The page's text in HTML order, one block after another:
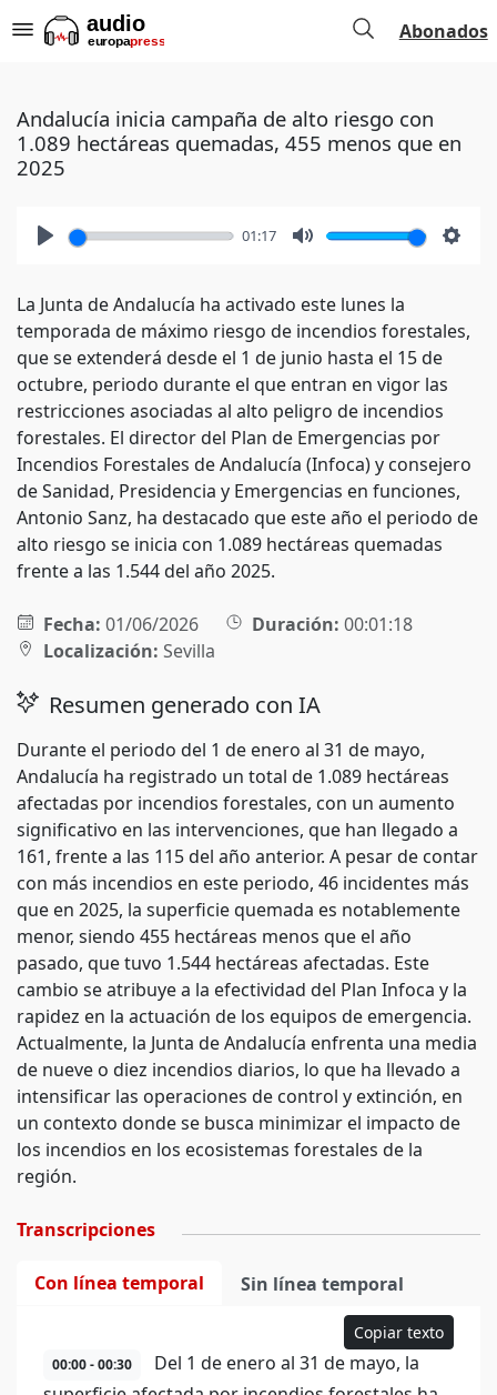
Abonados
Andalucía inicia campaña de alto riesgo con
1.089 hectáreas quemadas, 455 menos que en
2025
01:17
La Junta de Andalucía ha activado este lunes la
temporada de máximo riesgo de incendios forestales,
que se extenderá desde el 1 de junio hasta el 15 de
octubre, periodo durante el que entran en vigor las
restricciones asociadas al alto peligro de incendios
forestales. El director del Plan de Emergencias por
Incendios Forestales de Andalucía (Infoca) y consejero
de Sanidad, Presidencia y Emergencias en funciones,
Antonio Sanz, ha destacado que este año el periodo de
alto riesgo se inicia con 1.089 hectáreas quemadas
frente a las 1.544 del año 2025.
Fecha: 01/06/2026 Duración: 00:01:18
Localización: Sevilla
Resumen generado con IA
Durante el periodo del 1 de enero al 31 de mayo,
Andalucía ha registrado un total de 1.089 hectáreas
afectadas por incendios forestales, con un aumento
significativo en las intervenciones, que han llegado a
161, frente a las 115 del año anterior. A pesar de contar
con más incendios en este periodo, 46 incidentes más
que en 2025, la superficie quemada es notablemente
menor, siendo 455 hectáreas menos que el año
pasado, que tuvo 1.544 hectáreas afectadas. Este
cambio se atribuye a la efectividad del Plan Infoca y la
rapidez en la actuación de los equipos de emergencia.
Actualmente, la Junta de Andalucía enfrenta una media
de nueve o diez incendios diarios, lo que ha llevado a
intensificar las operaciones de control y extinción, en
un contexto donde se busca minimizar el impacto de
los incendios en los ecosistemas forestales de la
región.
Transcripciones
Con línea temporal Sin línea temporal
Copiar texto
00:00 - 00:30
Del 1 de enero al 31 de mayo, la